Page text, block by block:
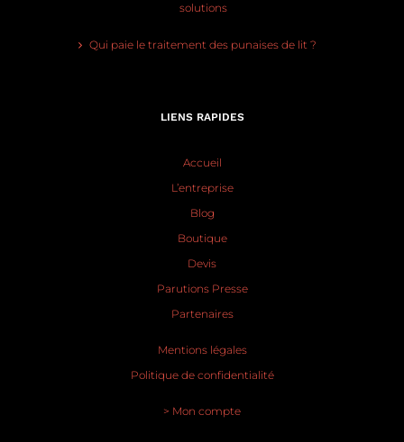
solutions
Qui paie le traitement des punaises de lit ?
LIENS RAPIDES
Accueil
L’entreprise
Blog
Boutique
Devis
Parutions Presse
Partenaires
Mentions légales
Politique de confidentialité
> Mon compte